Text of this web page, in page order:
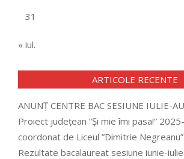
31
« iul.
ARTICOLE RECENTE
ANUNȚ CENTRE BAC SESIUNE IULIE-
Proiect județean ”Și mie îmi pasa!”
coordonat de Liceul ”Dimitrie
Rezultate bacalaureat sesiune iunie-